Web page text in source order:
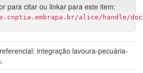
para citar ou linkar para este item:
alice/handle/
integração lavoura-pecuária-